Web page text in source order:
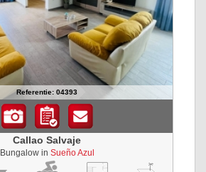
Referentie: 04393
Callao Salvaje
Bungalow in Sueño Azul